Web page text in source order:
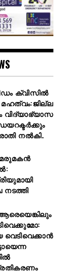
ക്വിസില്‍
വിദ്യാഭ്യാസ
നല്‍കി.
മരുമകൻ
നടത്തി